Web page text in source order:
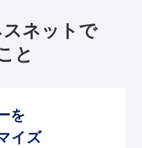
ネットで
と
を
イズ